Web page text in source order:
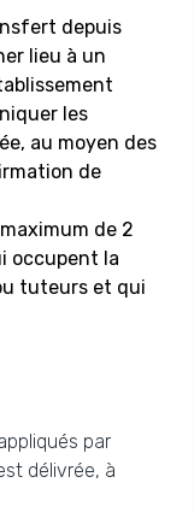
depuis
lieu à un
les
au moyen des
de
de 2
occupent la
tuteurs et qui
par
délivrée, à